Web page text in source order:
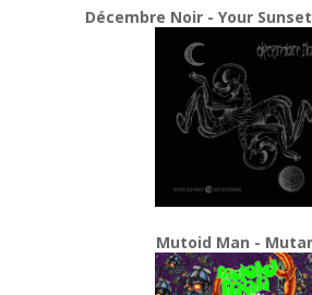
Décembre Noir - Your
Mutoid Man -